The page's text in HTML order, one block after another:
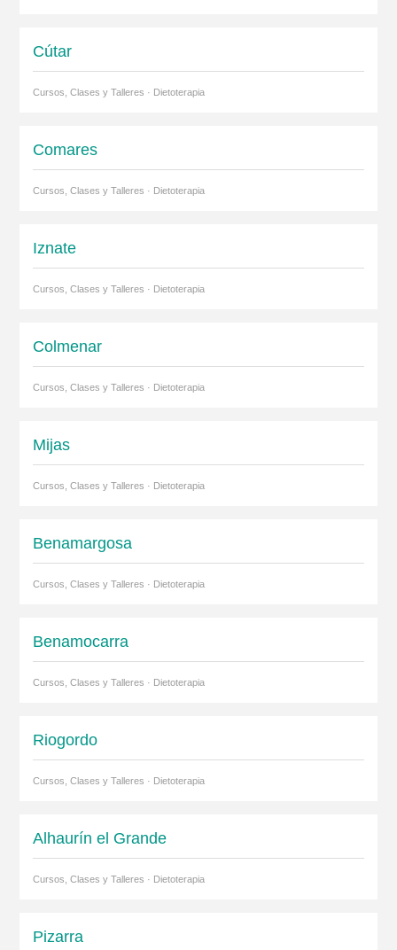
Cútar
Cursos, Clases y Talleres · Dietoterapia
Comares
Cursos, Clases y Talleres · Dietoterapia
Iznate
Cursos, Clases y Talleres · Dietoterapia
Colmenar
Cursos, Clases y Talleres · Dietoterapia
Mijas
Cursos, Clases y Talleres · Dietoterapia
Benamargosa
Cursos, Clases y Talleres · Dietoterapia
Benamocarra
Cursos, Clases y Talleres · Dietoterapia
Riogordo
Cursos, Clases y Talleres · Dietoterapia
Alhaurín el Grande
Cursos, Clases y Talleres · Dietoterapia
Pizarra